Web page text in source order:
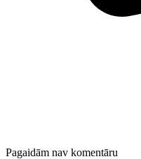
Pagaidām nav komentāru